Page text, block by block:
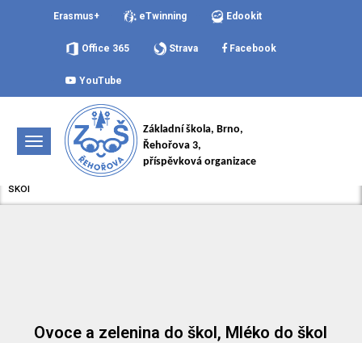
Erasmus+ eTwinning Edookit
Office 365 Strava Facebook
YouTube
Základní škola, Brno,
Řehořova 3,
příspěvková organizace
NAVIGACE
Aktuálně» Novinky » Ovoce a zelenina do škol, Mléko do
škol
Ovoce a zelenina do škol, Mléko do škol